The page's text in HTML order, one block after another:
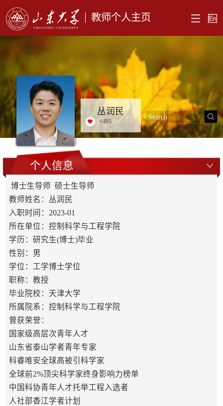
教师个人主页
丛润民
+495
个人信息
博士生导师 硕士生导师
教师姓名：丛润民
入职时间：2023-01
所在单位：控制科学与工程学院
学历：研究生(博士)毕业
性别：男
学位：工学博士学位
职称：教授
毕业院校：天津大学
所属院系：控制科学与工程学院
曾获荣誉：
国家级高层次青年人才
山东省泰山学者青年专家
科睿唯安全球高被引科学家
全球前2%顶尖科学家终身影响力榜单
中国科协青年人才托举工程入选者
人社部香江学者计划